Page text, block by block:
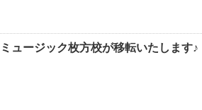
ュージック枚方校が移転いたします♪